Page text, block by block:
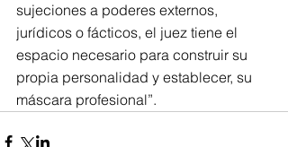
sujeciones a poderes externos,
jurídicos o fácticos, el juez tiene el
espacio necesario para construir su
propia personalidad y establecer, su
máscara profesional”.